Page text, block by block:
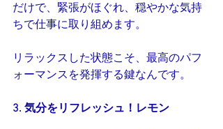
だけで、緊張がほぐれ、穏やかな気持
ちで仕事に取り組めます。
リラックスした状態こそ、最高のパフ
ォーマンスを発揮する鍵なんです。
3. 気分をリフレッシュ！レモン